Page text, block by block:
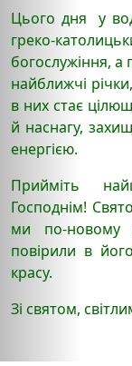
Цього дня у
греко-
богослужіння,
найближчі
в них стає
й наснагу,
енергією.
Прийміть
Господнім!
ми по-новому
повірили в
красу.
Зі святом,